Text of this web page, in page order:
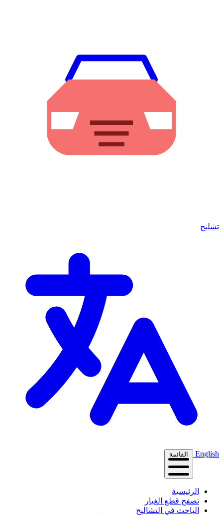
تشليح
English القائمة
الرئيسية
تصفح قطع الغيار
الباحث في التشاليح